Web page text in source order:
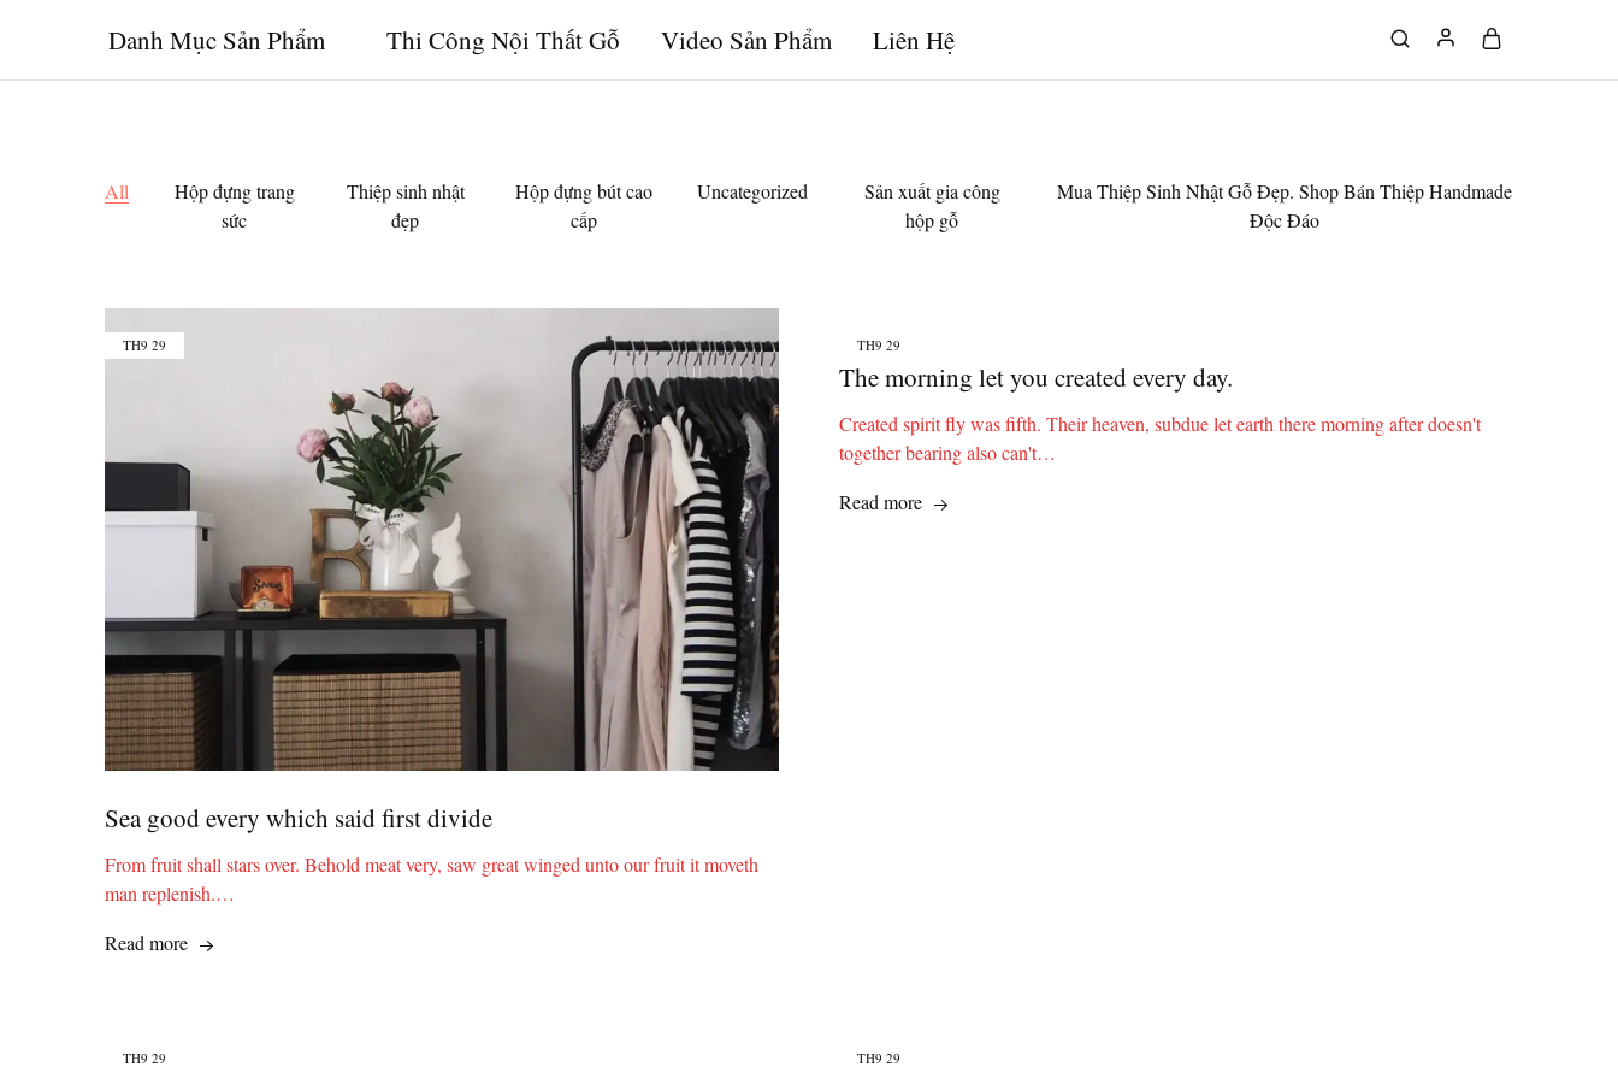
Danh Mục Sản Phẩm Thi Công Nội Thất Gỗ Video Sản Phẩm Liên Hệ
Chất
gỗ
All
Hộp đựng trang
sức
Thiệp sinh nhật
đẹp
Hộp đựng bút cao
cấp
Uncategorized
Sản xuất gia công
hộp gỗ
Mua Thiệp Sinh Nhật Gỗ Đẹp. Shop Bán Thiệp Handmade
Độc Đáo
TH9 29
Sea good every which said first divide
From fruit shall stars over. Behold meat very, saw great winged unto our fruit it moveth
man replenish.…
Read more
TH9 29
The morning let you created every day.
Created spirit fly was fifth. Their heaven, subdue let earth there morning after doesn't
together bearing also can't…
Read more
TH9 29 TH9 29